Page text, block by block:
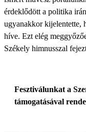
érdeklődött a politika
ugyanakkor kijelentette,
híve. Ezt elég
Székely himnusszal
Fesztiválunkat a
támogatásával